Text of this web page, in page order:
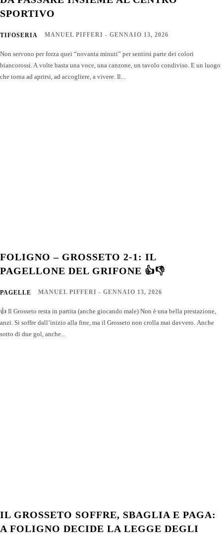
SPORTIVO
TIFOSERIA MANUEL PIFFERI - GENNAIO 13, 2026
Non servono per forza quei “novanta minuti” per sentirsi parte dei colori
biancorossi. A volte basta una voce, una canzone, un tavolo condiviso. E un luogo
che torna ad aprirsi, ad accogliere, a vivere. Il...
FOLIGNO – GROSSETO 2-1: IL
PAGELLONE DEL GRIFONE 👍👎
PAGELLE MANUEL PIFFERI - GENNAIO 13, 2026
👍 Il Grosseto resta in partita (anche giocando male) Non è una bella prestazione,
anzi. Si soffre dall’inizio alla fine, ma il Grosseto non crolla mai davvero. Anche
sotto di due gol, anche...
IL GROSSETO SOFFRE, SBAGLIA E PAGA:
A FOLIGNO DECIDE LA LEGGE DEGLI